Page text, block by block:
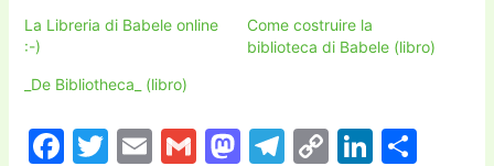
La Libreria di Babele online
:-)
Come costruire la
biblioteca di Babele (libro)
_De Bibliotheca_ (libro)
F
T
E
G
M T
C
Li